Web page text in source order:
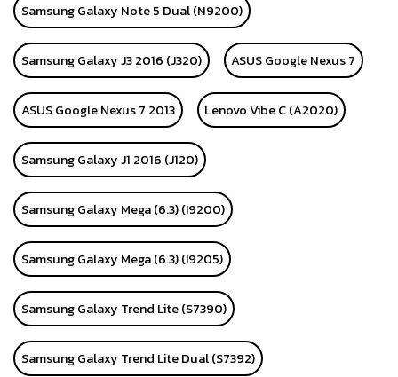
Samsung Galaxy Note 5 Dual (N9200)
Samsung Galaxy J3 2016 (J320) ASUS Google Nexus 7
ASUS Google Nexus 7 2013 Lenovo Vibe C (A2020)
Samsung Galaxy J1 2016 (J120)
Samsung Galaxy Mega (6.3) (I9200)
Samsung Galaxy Mega (6.3) (I9205)
Samsung Galaxy Trend Lite (S7390)
Samsung Galaxy Trend Lite Dual (S7392)